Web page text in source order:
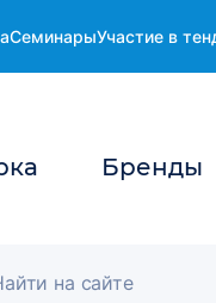
СеминарыУчастие в
Бренды